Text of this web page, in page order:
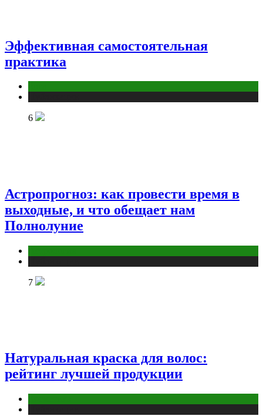
Эффективная самостоятельная
практика
6
Астропрогноз: как провести время в
выходные, и что обещает нам
Полнолуние
7
Натуральная краска для волос:
рейтинг лучшей продукции